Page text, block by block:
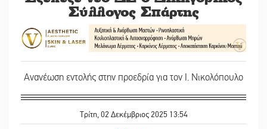
Σύλλογος Σπάρτης
Ανανέωση εντολής στην προεδρία για τον Ι. Νικολόπουλο
Τρίτη, 02 Δεκέμβριος 2025 13:54